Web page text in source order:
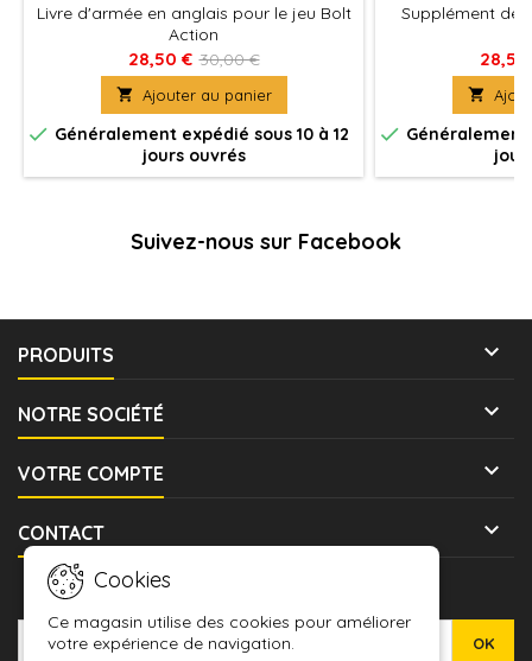
Livre d'armée en anglais pour le jeu Bolt
Action
28,50 € 30,00 €
 Ajouter au panier
 Généralement expédié sous 10 à 12
jours ouvrés
Supplément de
28,50

 Généralement
Suivez-nous sur Facebook
PRODUITS 
NOTRE SOCIÉTÉ 
VOTRE COMPTE 
CONTACT 
Cookies
Ce magasin utilise des cookies pour améliorer
votre expérience de navigation.
LETTRE D'INFORMATIONS